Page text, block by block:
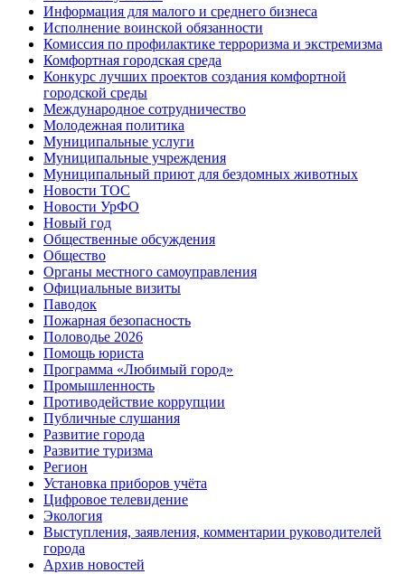
Информация для малого и среднего бизнеса
Исполнение воинской обязанности
Комиссия по профилактике терроризма и экстремизма
Комфортная городская среда
Конкурс лучших проектов создания комфортной
городской среды
Международное сотрудничество
Молодежная политика
Муниципальные услуги
Муниципальные учреждения
Муниципальный приют для бездомных животных
Новости ТОС
Новости УрФО
Новый год
Общественные обсуждения
Общество
Органы местного самоуправления
Официальные визиты
Паводок
Пожарная безопасность
Половодье 2026
Помощь юриста
Программа «Любимый город»
Промышленность
Противодействие коррупции
Публичные слушания
Развитие города
Развитие туризма
Регион
Установка приборов учёта
Цифровое телевидение
Экология
Выступления, заявления, комментарии руководителей
города
Архив новостей